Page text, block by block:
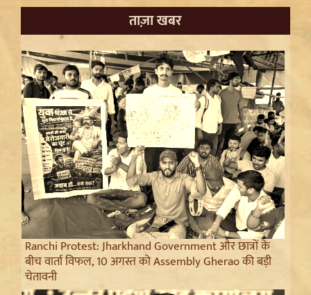
ताज़ा खबर
Ranchi Protest: Jharkhand Government और छात्रों के
बीच वार्ता विफल, 10 अगस्त को Assembly Gherao की बड़ी
चेतावनी